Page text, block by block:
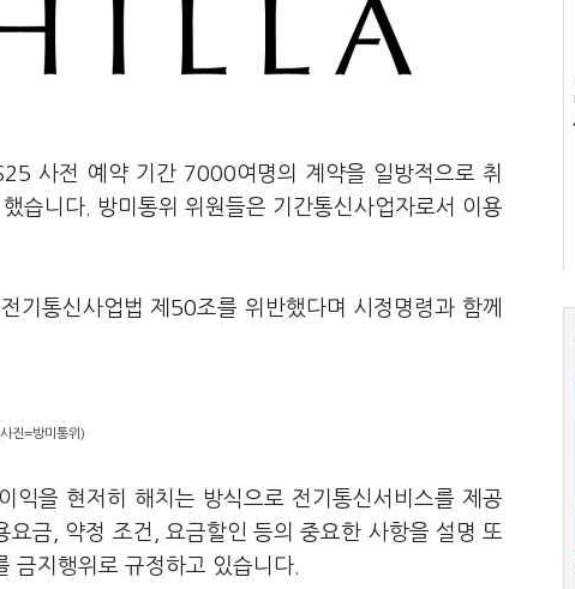
사전 예약 기간 7000여명의 계약을 일방적으로 취
습니다. 방미통위 위원들은 기간통신사업자로서 이용
기통신사업법 제50조를 위반했다며 시정명령과 함께
진=방미통위)
을 현저히 해치는 방식으로 전기통신서비스를 제공
금, 약정 조건, 요금할인 등의 중요한 사항을 설명 또
금지행위로 규정하고 있습니다.